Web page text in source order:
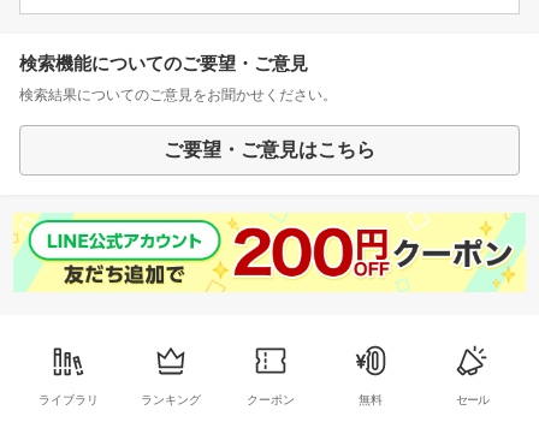
検索機能についてのご要望・ご意見
検索結果についてのご意見をお聞かせください。
ご要望・ご意見はこちら
ライブラリ ランキング クーポン 無料 セール